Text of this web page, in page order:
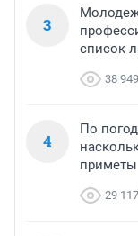
3
список
38 949
4
По
приметы
29 117